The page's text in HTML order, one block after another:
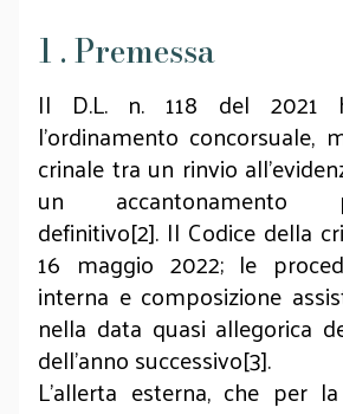
1 . Premessa
Il D.L. n. 118 del 2021
l’ordinamento concorsuale,
crinale tra un rinvio
un accantonamento
definitivo[2]. Il Codice della
16 maggio 2022; le
interna e composizione
nella data quasi allegorica
dell’anno successivo[3].
L’allerta esterna, che per